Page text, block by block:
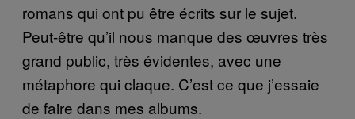
romans qui ont pu être écrits sur le sujet.
Peut-être qu’il nous manque des œuvres très
grand public, très évidentes, avec une
métaphore qui claque. C’est ce que j’essaie
de faire dans mes albums.